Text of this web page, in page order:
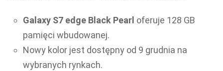
Galaxy S7 edge Black Pearl oferuje 128 GB
pamięci wbudowanej.
Nowy kolor jest dostępny od 9 grudnia na
wybranych rynkach.